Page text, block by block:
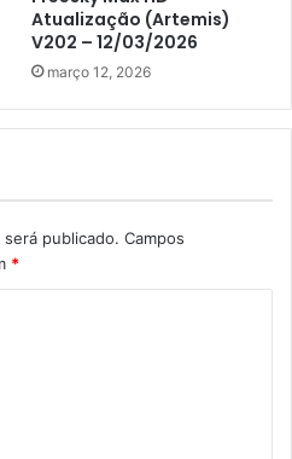
Atualização (Artemis)
V202 – 12/03/2026
março 12, 2026
publicado. Campos
*